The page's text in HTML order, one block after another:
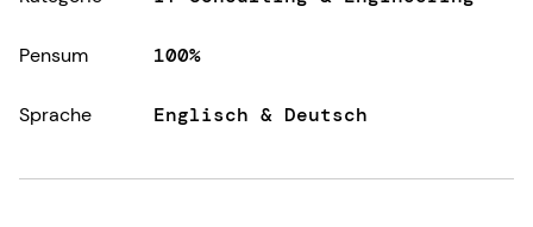
Pensum 100%
Sprache Englisch & Deutsch